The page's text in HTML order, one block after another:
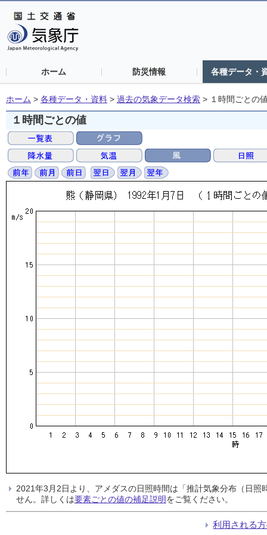
ホーム 防災情報 各種データ・
ホーム > 各種データ・資料 > 過去の気象データ検索 > １時間ごとの
１時間ごとの値
2021年3月2日より、アメダスの日照時間は「推計気象分布（日
せん。詳しくは要素ごとの値の補足説明をご覧ください。
利用される